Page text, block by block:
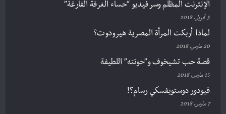
الإنترنت المظلم وسر فيديو “حساء الغرفة الفارغة”
5 أبريل، 2018
لماذا أربكت المرأة المصرية هيرودوت؟
20 مارس، 2018
قصة حب تشيخوف و”حوتته” اللطيفة
15 مارس، 2018
فيودور دوستويفسكي رسام؟!
7 مارس، 2018